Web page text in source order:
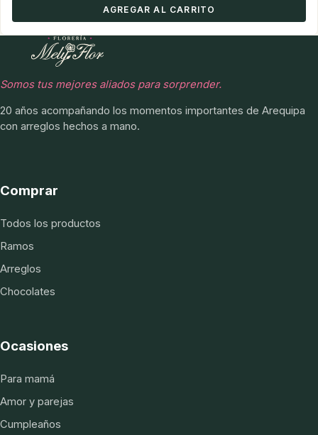
AGREGAR AL CARRITO
Somos tus mejores aliados para sorprender.
20 años acompañando los momentos importantes de Arequipa
con arreglos hechos a mano.
Comprar
Todos los productos
Ramos
Arreglos
Chocolates
Ocasiones
Para mamá
Amor y parejas
Cumpleaños